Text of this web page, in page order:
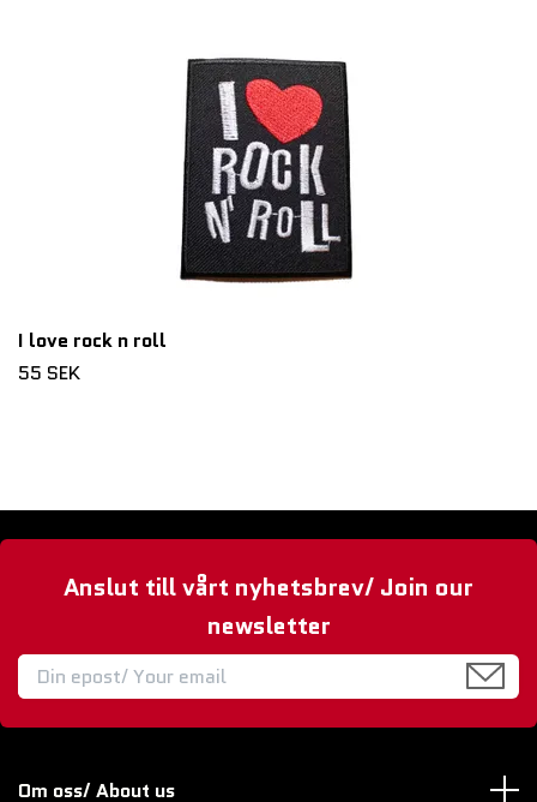
I love rock n roll
55 SEK
Anslut till vårt nyhetsbrev/ Join our
newsletter
Om oss/ About us